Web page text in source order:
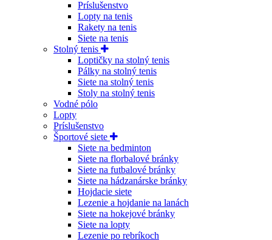
Príslušenstvo
Lopty na tenis
Rakety na tenis
Siete na tenis
Stolný tenis
Loptičky na stolný tenis
Pálky na stolný tenis
Siete na stolný tenis
Stoly na stolný tenis
Vodné pólo
Lopty
Príslušenstvo
Športové siete
Siete na bedminton
Siete na florbalové bránky
Siete na futbalové bránky
Siete na hádzanárske bránky
Hojdacie siete
Lezenie a hojdanie na lanách
Siete na hokejové bránky
Siete na lopty
Lezenie po rebríkoch